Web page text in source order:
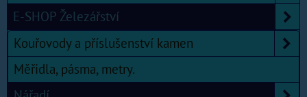
E-SHOP Železářství
Kouřovody a příslušenství kamen
Měřidla, pásma, metry.